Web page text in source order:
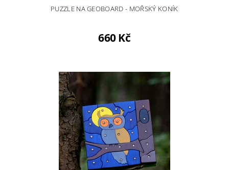
PUZZLE NA GEOBOARD - MOŘSKÝ KONÍK
660 Kč